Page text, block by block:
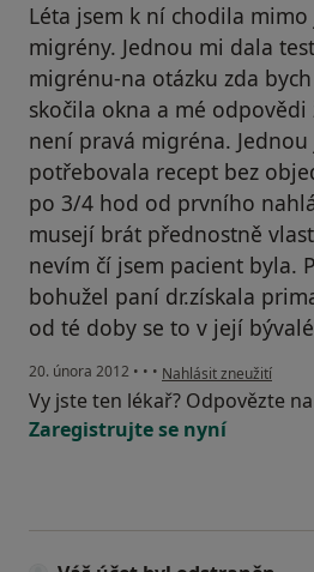
Léta jsem k ní chodila
migrény. Jednou mi dala
migrénu-na otázku zda
skočila okna a mé odpovědi
není pravá migréna. Jednou
potřebovala recept bez
po 3/4 hod od prvního
musejí brát přednostně
nevím čí jsem pacient byla.
bohužel paní dr.získala
od té doby se to v její
20. února 2012 • • • podle názoru uživatele
Nahlásit zneužití
Vy jste ten lékař? Odpovězte
Zaregistrujte se nyní